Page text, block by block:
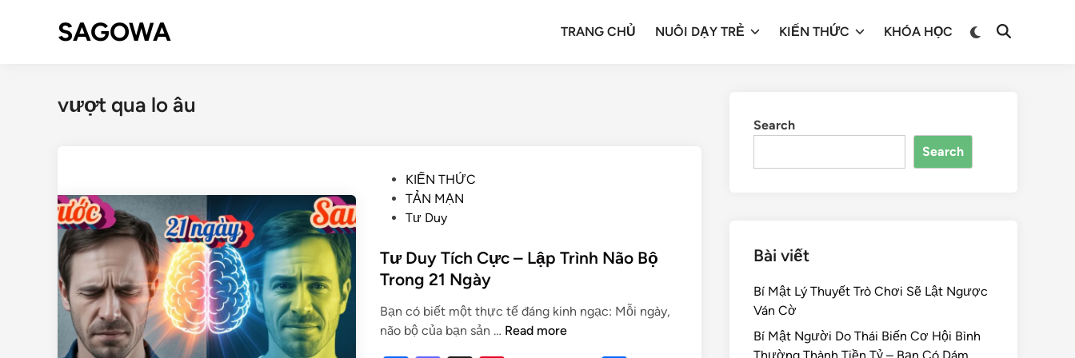
SAGOWA TRANG CHỦ NUÔI DẠY TRẺ KIẾN THỨC KHÓA HỌC
vượt qua lo âu
KIẾN THỨC
TẢN MẠN
Tư Duy
Tư Duy Tích Cực – Lập Trình Não Bộ
Trong 21 Ngày
Bạn có biết một thực tế đáng kinh ngạc: Mỗi ngày,
não bộ của bạn sản … Read more
Search
Search
Bài viết
Bí Mật Lý Thuyết Trò Chơi Sẽ Lật Ngược
Ván Cờ
Bí Mật Người Do Thái Biến Cơ Hội Bình